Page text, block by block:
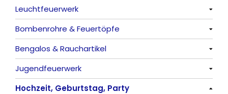
Alle anzeigen
China-Böller
Knaller / Kanonenschläge
Reibkopfknaller
Frösche, Pfeiffer
Leuchtfeuerwerk
Alle anzeigen
Vulkane
Fontänen
Sonnen
Bombenrohre & Feuertöpfe
Alle anzeigen
Mit Rumms
Bezaubernde Effekte
Bengalos & Rauchartikel
Alle anzeigen
Bengalos
Jugendfeuerwerk
Alle anzeigen
Hochzeit, Geburtstag, Party